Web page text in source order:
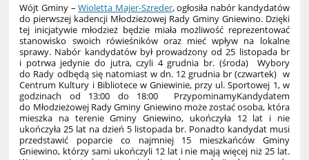
Wójt Gminy – Wioletta Majer-Szreder, ogłosiła nabór kandydatów
do pierwszej kadencji Młodzieżowej Rady Gminy Gniewino. Dzięki
tej inicjatywie młodzież będzie miała możliwość reprezentować
stanowisko swoich rówieśników oraz mieć wpływ na lokalne
sprawy. Nabór kandydatów był prowadzony od 25 listopada br
i potrwa jedynie do jutra, czyli 4 grudnia br. (środa)
Wybory
do Rady odbędą się natomiast w dn. 12 grudnia br (czwartek) w
Centrum Kultury i Bibliotece w Gniewinie, przy ul. Sportowej 1, w
godzinach od 13:00 do 18:00
PrzypominamyKandydatem
do Młodzieżowej Rady Gminy Gniewino może zostać osoba, która
mieszka na terenie Gminy Gniewino, ukończyła 12 lat i nie
ukończyła 25 lat na dzień 5 listopada br. Ponadto kandydat musi
przedstawić poparcie co najmniej 15 mieszkańców Gminy
Gniewino, którzy sami ukończyli 12 lat i nie mają więcej niż 25 lat.